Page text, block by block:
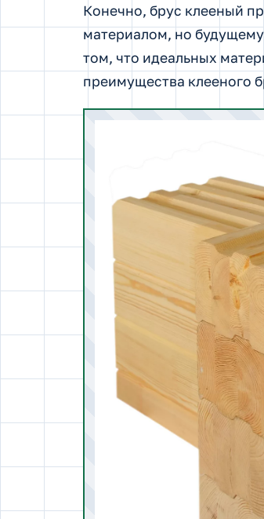
Конечно, брус клееный
материалом, но
том, что идеальных
преимущества клееного